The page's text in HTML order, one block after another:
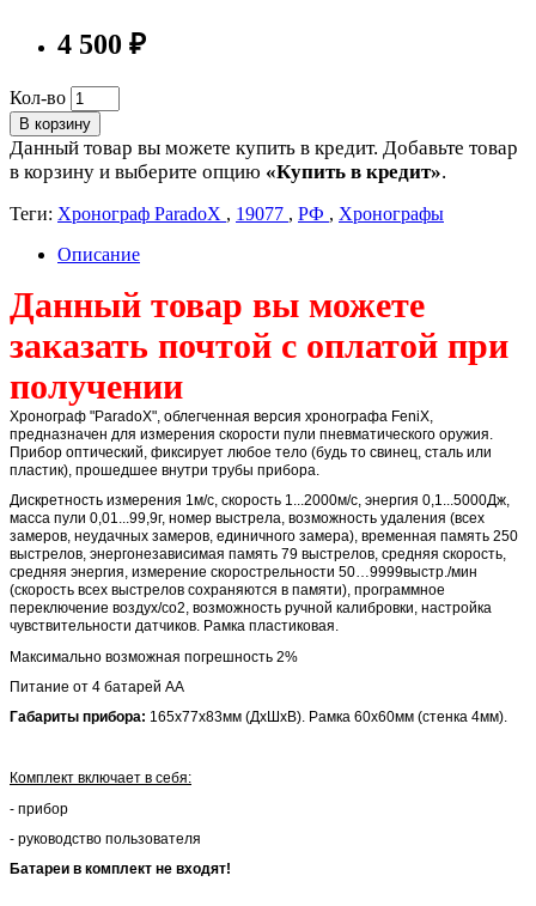
4 500 ₽
Кол-во
В корзину
Данный товар вы можете купить в кредит. Добавьте товар
в корзину и выберите опцию «Купить в кредит».
Теги: Хронограф ParadoX , 19077 , РФ , Хронографы
Описание
Данный товар вы можете
заказать почтой с оплатой при
получении
Хронограф "ParadoX", облегченная версия хронографа FeniX,
предназначен для измерения скорости пули пневматического оружия.
Прибор оптический, фиксирует любое тело (будь то свинец, сталь или
пластик), прошедшее внутри трубы прибора.
Дискретность измерения 1м/с, скорость 1...2000м/с, энергия 0,1...5000Дж,
масса пули 0,01...99,9г, номер выстрела, возможность удаления (всех
замеров, неудачных замеров, единичного замера), временная память 250
выстрелов, энергонезависимая память 79 выстрелов, средняя скорость,
средняя энергия, измерение скорострельности 50…9999выстр./мин
(скорость всех выстрелов сохраняются в памяти), программное
переключение воздух/со2, возможность ручной калибровки, настройка
чувствительности датчиков. Рамка пластиковая.
Максимально возможная погрешность 2%
Питание от 4 батарей АА
Габариты прибора: 165х77х83мм (ДхШхВ). Рамка 60х60мм (стенка 4мм).
Комплект включает в себя:
- прибор
- руководство пользователя
Батареи в комплект не входят!